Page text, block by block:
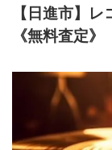
【日進市】
《無料査定》